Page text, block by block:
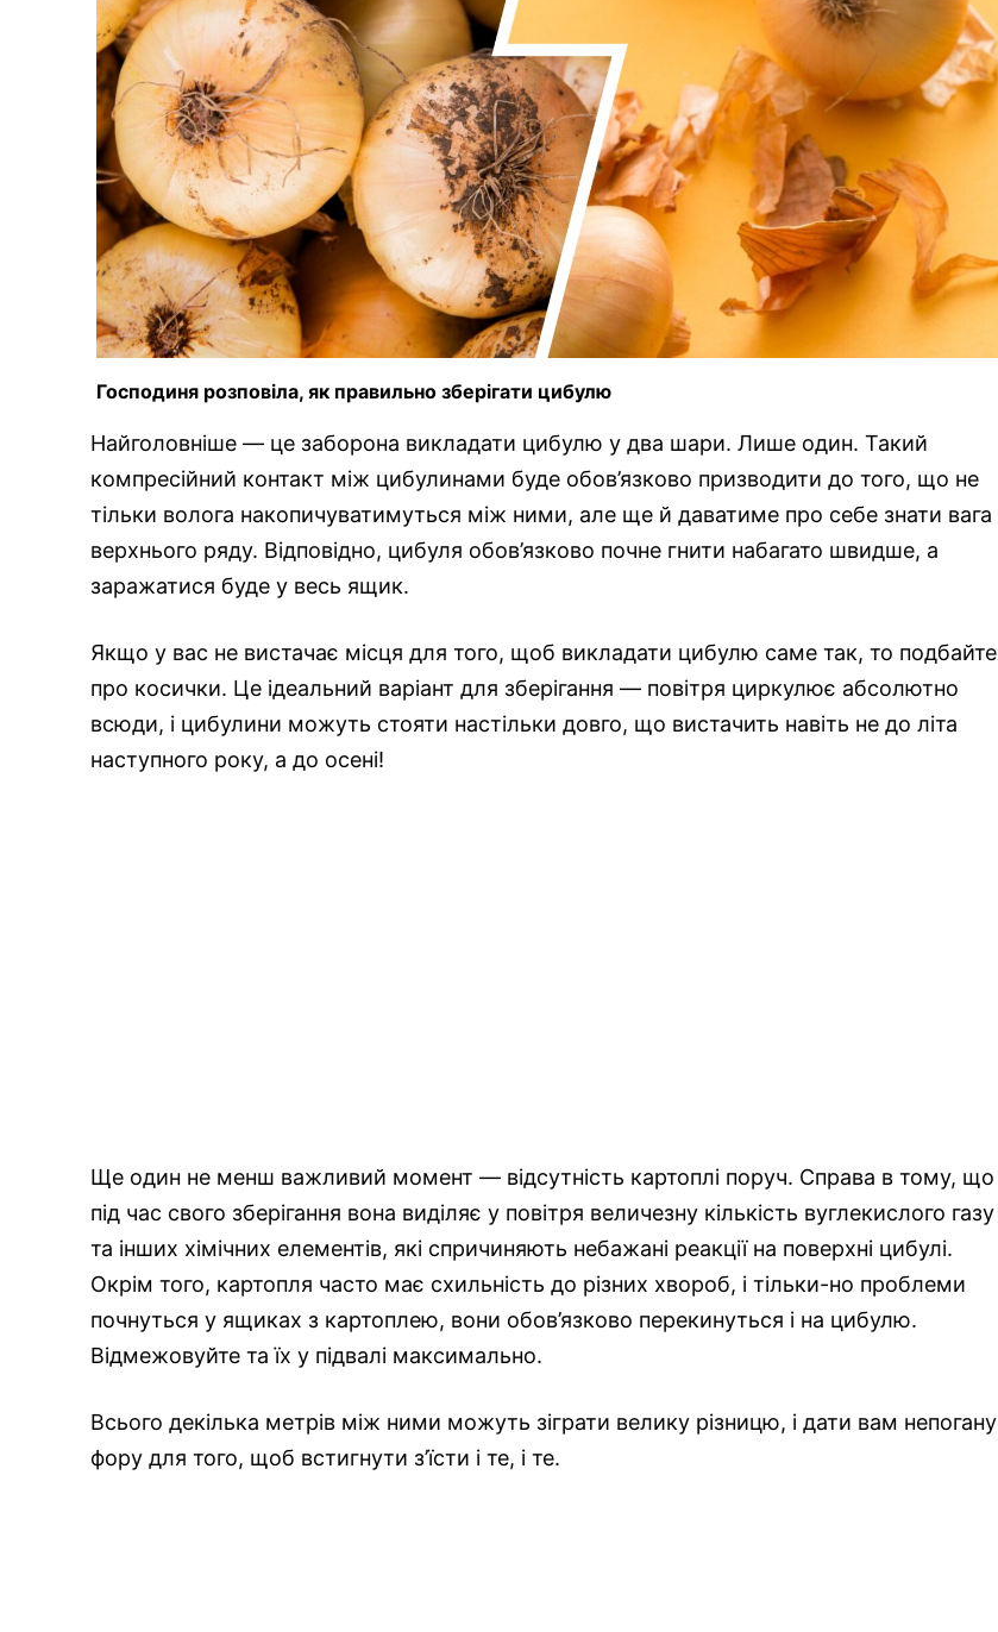
Господиня розповіла, як правильно зберігати цибулю
Найголовніше — це заборона викладати цибулю у два шари. Лише один. Такий
компресійний контакт між цибулинами буде обов’язково призводити до того, що не
тільки волога накопичуватимуться між ними, але ще й даватиме про себе знати вага
верхнього ряду. Відповідно, цибуля обов’язково почне гнити набагато швидше, а
заражатися буде у весь ящик.
Якщо у вас не вистачає місця для того, щоб викладати цибулю саме так, то подбайте
про косички. Це ідеальний варіант для зберігання — повітря циркулює абсолютно
всюди, і цибулини можуть стояти настільки довго, що вистачить навіть не до літа
наступного року, а до осені!
Ще один не менш важливий момент — відсутність картоплі поруч. Справа в тому, що
під час свого зберігання вона виділяє у повітря величезну кількість вуглекислого газу
та інших хімічних елементів, які спричиняють небажані реакції на поверхні цибулі.
Окрім того, картопля часто має схильність до різних хвороб, і тільки-но проблеми
почнуться у ящиках з картоплею, вони обов’язково перекинуться і на цибулю.
Відмежовуйте та їх у підвалі максимально.
Всього декілька метрів між ними можуть зіграти велику різницю, і дати вам непогану
фору для того, щоб встигнути з’їсти і те, і те.